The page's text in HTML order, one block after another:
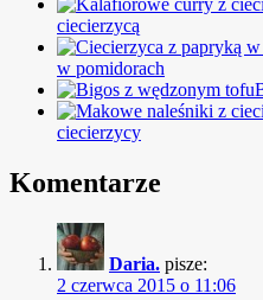
ciecierzycą
w pomidorach
ciecierzycy
Komentarze
Daria. pisze:
2 czerwca 2015 o 11:06